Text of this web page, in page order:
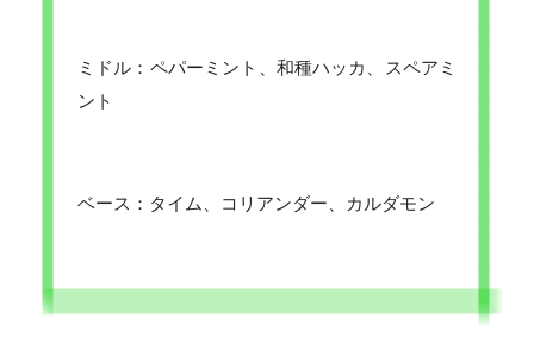
ミドル：ペパーミント、和種ハッカ、スペアミ
ント
ベース：タイム、コリアンダー、カルダモン